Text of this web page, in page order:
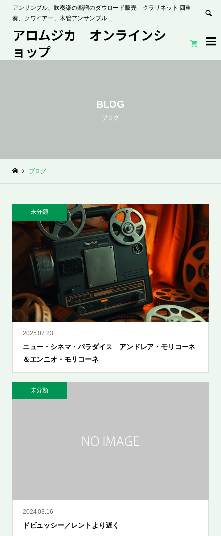
アンサンブル、吹奏楽の楽譜のダウロード販売 クラリネット 四重
奏、クワイアー、木管アンサンブル

アロムジカ オンラインシ
ョップ

BLOG
ブログ
ブログ
2025.07.23
ニュー・シネマ・パラダイス アンドレア・モリコーネ
＆エンニオ・モリコーネ
未分類
2024.03.16
ドビュッシー／レントより遅く
未分類